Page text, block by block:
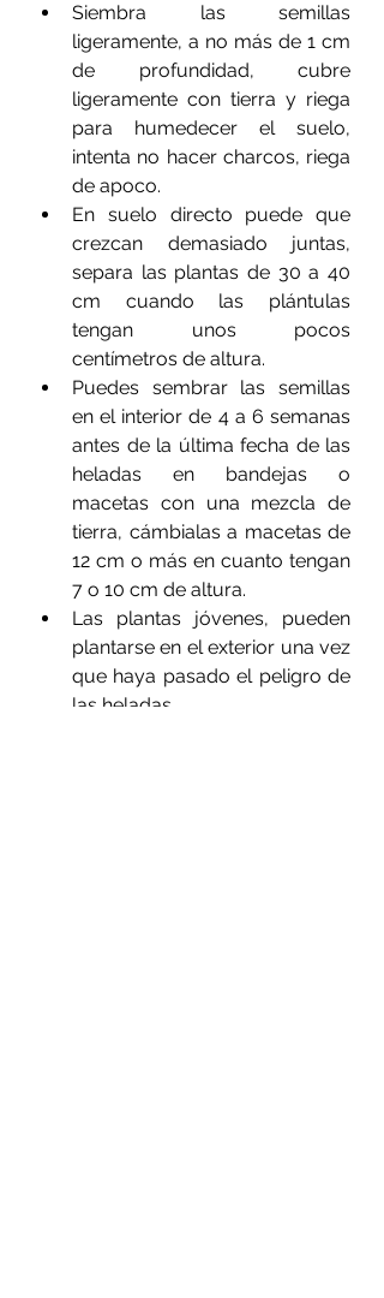
Siembra las semillas
ligeramente, a no más de 1 cm
de profundidad, cubre
ligeramente con tierra y riega
para humedecer el suelo,
intenta no hacer charcos, riega
de apoco.
En suelo directo puede que
crezcan demasiado juntas,
separa las plantas de 30 a 40
cm cuando las plántulas
tengan unos pocos
centímetros de altura.
Puedes sembrar las semillas
en el interior de 4 a 6 semanas
antes de la última fecha de las
heladas en bandejas o
macetas con una mezcla de
tierra, cámbialas a macetas de
12 cm o más en cuanto tengan
7 o 10 cm de altura.
Las plantas jóvenes, pueden
plantarse en el exterior una vez
que haya pasado el peligro de
las heladas.